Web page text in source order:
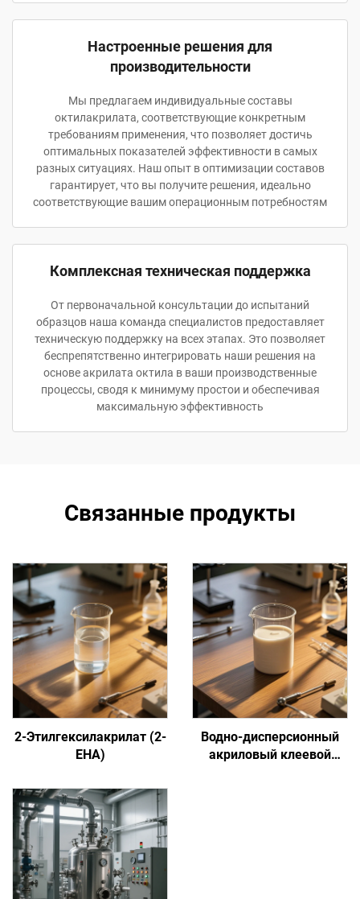
Настроенные решения для
производительности
Мы предлагаем индивидуальные составы
октилакрилата, соответствующие конкретным
требованиям применения, что позволяет достичь
оптимальных показателей эффективности в самых
разных ситуациях. Наш опыт в оптимизации составов
гарантирует, что вы получите решения, идеально
соответствующие вашим операционным потребностям
Комплексная техническая поддержка
От первоначальной консультации до испытаний
образцов наша команда специалистов предоставляет
техническую поддержку на всех этапах. Это позволяет
беспрепятственно интегрировать наши решения на
основе акрилата октила в ваши производственные
процессы, сводя к минимуму простои и обеспечивая
максимальную эффективность
Связанные продукты
2-Этилгексилакрилат (2-
EHA)
Водно-дисперсионный
акриловый клеевой